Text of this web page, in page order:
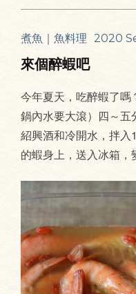
煮魚｜魚料理 2020
來個醉蝦吧
今年夏天，吃醉蝦了
鍋內水要大滾）四～
紹興酒和冷開水，拌
的蝦身上，送入冰箱，